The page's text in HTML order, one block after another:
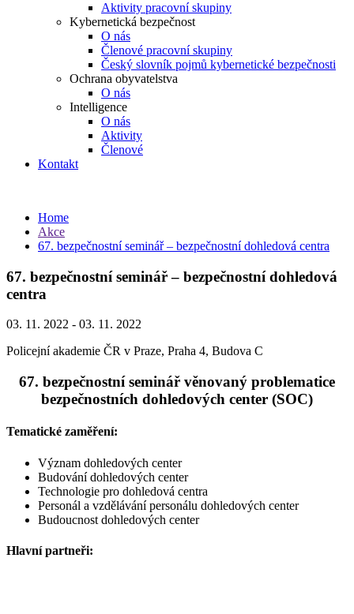
Aktivity pracovní skupiny
Kybernetická bezpečnost
O nás
Členové pracovní skupiny
Český slovník pojmů kybernetické bezpečnosti
Ochrana obyvatelstva
O nás
Intelligence
O nás
Aktivity
Členové
Kontakt
Home
Akce
67. bezpečnostní seminář – bezpečnostní dohledová centra
67. bezpečnostní seminář – bezpečnostní dohledová
centra
03. 11. 2022 - 03. 11. 2022
Policejní akademie ČR v Praze, Praha 4, Budova C
67. bezpečnostní seminář věnovaný problematice
bezpečnostních dohledových center (SOC)
Tematické zaměření:
Význam dohledových center
Budování dohledových center
Technologie pro dohledová centra
Personál a vzdělávání personálu dohledových center
Budoucnost dohledových center
Hlavní partneři: